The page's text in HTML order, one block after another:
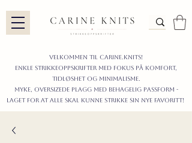
Velkommen til carine.knits!
enkle STRIKKEoppskrifter MED FOKUS PÅ KOMFORT,
TIDLØShet OG MINIMALISme.
myke, oversizede plagg med behagelig passform -
LAGET FOR AT ALLE skal KUNNE strikke sIN nyE favoritt!